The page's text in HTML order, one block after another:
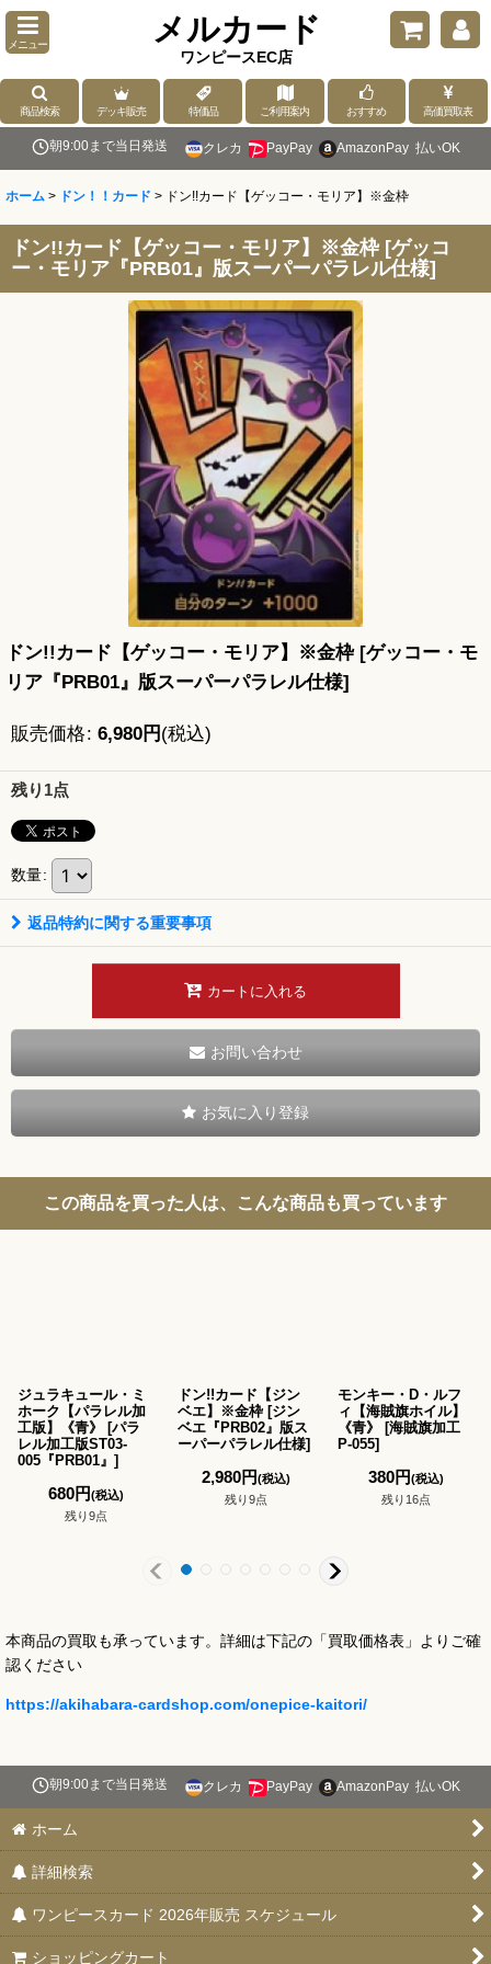
メニュー メルカード
ワンピースEC店
商品検索 デッキ販売 特価品 ご利用案内 おすすめ 高価買取表
朝9:00まで当日発送 クレカ PayPay AmazonPay 払いOK
ホーム > ドン！！カード > ドン!!カード【ゲッコー・モリア】※金枠
ドン!!カード【ゲッコー・モリア】※金枠 [ゲッコ
ー・モリア『PRB01』版スーパーパラレル仕様]
ドン!!カード【ゲッコー・モリア】※金枠 [ゲッコー・モ
リア『PRB01』版スーパーパラレル仕様]
販売価格: 6,980円 (税込)
残り1点
数量:
返品特約に関する重要事項
カートに入れる
お問い合わせ
お気に入り登録
この商品を買った人は、こんな商品も買っています
ジュラキュール・ミ
ホーク【パラレル加
工版】《青》
[パラ
レル加工版ST03-
005『PRB01』 ]
680円(税込)
残り9点
ドン!!カード【ジン
ベエ】※金枠 [ジン
ベエ『PRB02』版ス
ーパーパラレル仕様]
2,980円(税込)
残り9点
モンキー・D・ルフ
ィ【海賊旗ホイル】
《青》
[海賊旗加工
P-055]
380円(税込)
残り16点
本商品の買取も承っています。詳細は下記の「買取価格表」よりご確
認ください
https://akihabara-cardshop.com/onepice-kaitori/
朝9:00まで当日発送 クレカ PayPay AmazonPay 払いOK
ホーム
詳細検索
ワンピースカード 2026年販売 スケジュール
ショッピングカート